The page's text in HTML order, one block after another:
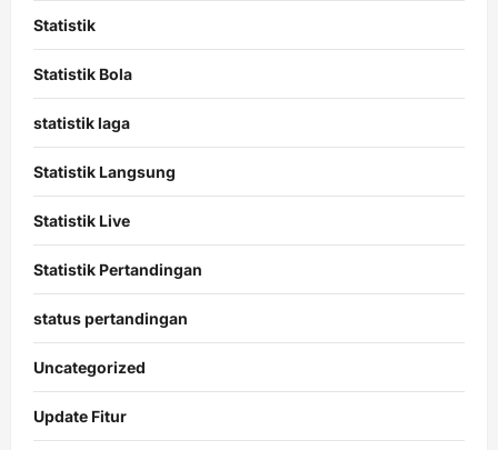
Statistik
Statistik Bola
statistik laga
Statistik Langsung
Statistik Live
Statistik Pertandingan
status pertandingan
Uncategorized
Update Fitur